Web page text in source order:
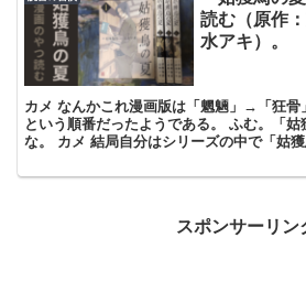
読む（原作
水アキ）。
カメ なんかこれ漫画版は「魍魎」→「狂骨
という順番だったようである。 ふむ。「
な。 カメ 結局自分はシリーズの中で「姑
スポンサーリン